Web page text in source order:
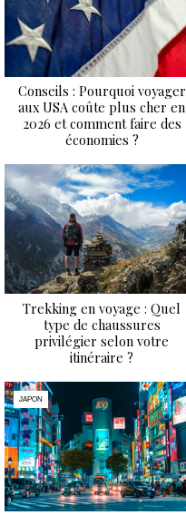
Conseils : Pourquoi voyager
aux USA coûte plus cher en
2026 et comment faire des
économies ?
Trekking en voyage : Quel
type de chaussures
privilégier selon votre
itinéraire ?
JAPON